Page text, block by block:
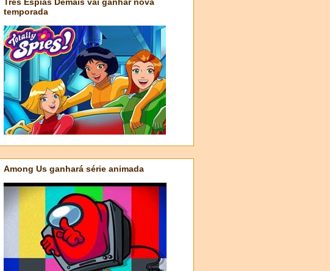
temporada
Among Us ganhará série animada